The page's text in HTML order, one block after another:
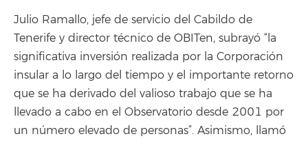
Julio Ramallo, jefe de servicio del Cabildo de
Tenerife y director técnico de OBITen, subrayó “la
significativa inversión realizada por la Corporación
insular a lo largo del tiempo y el importante retorno
que se ha derivado del valioso trabajo que se ha
llevado a cabo en el Observatorio desde 2001 por
un número elevado de personas”. Asimismo, llamó